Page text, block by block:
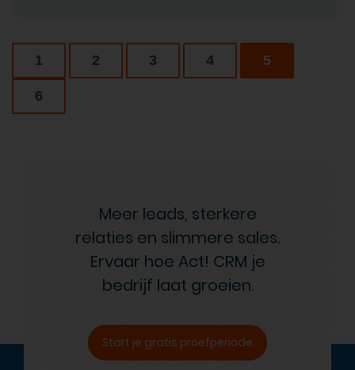
1 2 3 4 5
6
Meer leads, sterkere
relaties en slimmere sales.
Ervaar hoe Act! CRM je
bedrijf laat groeien.
Start je gratis proefperiode